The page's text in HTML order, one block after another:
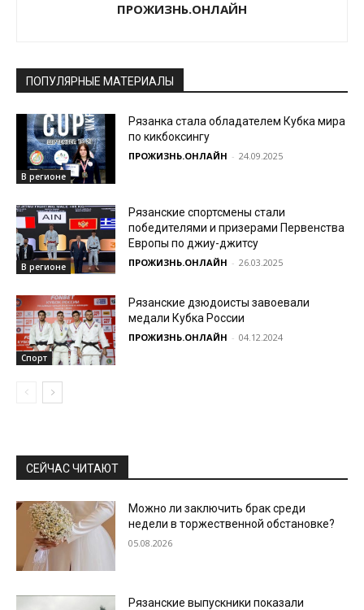
ПРОЖИЗНЬ.ОНЛАЙН
ПОПУЛЯРНЫЕ МАТЕРИАЛЫ
В регионе
Рязанка стала обладателем Кубка мира
по кикбоксингу
ПРОЖИЗНЬ.ОНЛАЙН - 24.09.2025
В регионе
Рязанские спортсмены стали
победителями и призерами Первенства
Европы по джиу-джитсу
ПРОЖИЗНЬ.ОНЛАЙН - 26.03.2025
Спорт
Рязанские дзюдоисты завоевали
медали Кубка России
ПРОЖИЗНЬ.ОНЛАЙН - 04.12.2024
СЕЙЧАС ЧИТАЮТ
Можно ли заключить брак среди
недели в торжественной обстановке?
05.08.2026
Рязанские выпускники показали